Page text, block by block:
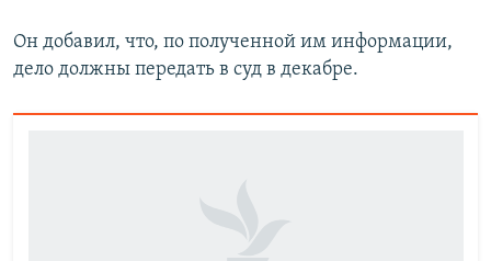
Он добавил, что, по полученной им информации,
дело должны передать в суд в декабре.